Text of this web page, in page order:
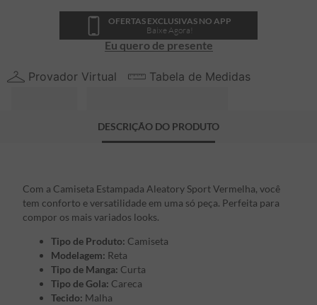
OFERTAS EXCLUSIVAS NO APP
Baixe Agora!
Eu quero de presente
Provador Virtual Tabela de Medidas
DESCRIÇÃO DO PRODUTO
Com a Camiseta Estampada Aleatory Sport Vermelha, você
tem conforto e versatilidade em uma só peça. Perfeita para
compor os mais variados looks.
Tipo de Produto: Camiseta
Modelagem: Reta
Tipo de Manga: Curta
Tipo de Gola: Careca
Tecido: Malha